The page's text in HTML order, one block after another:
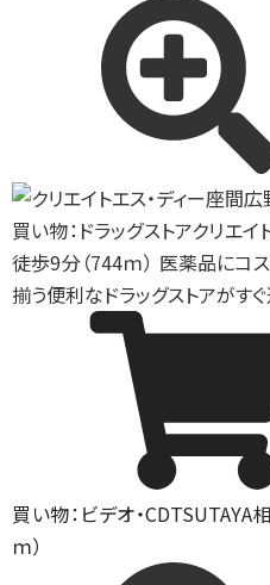
買い物：ドラッグストアクリエイ
徒歩9分（744ｍ） 医薬品にコ
揃う便利なドラッグストアがすぐ
買い物：ビデオ・CDTSUTAYA
ｍ）